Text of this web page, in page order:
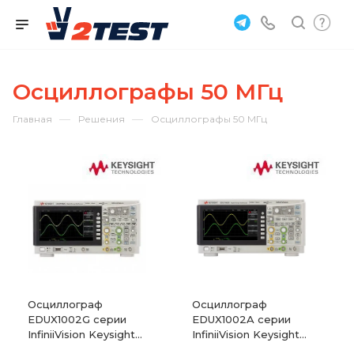
Осциллографы 50 МГц
Главная — Решения — Осциллографы 50 МГц
Осциллограф
EDUX1002G серии
InfiniiVision Keysight
Осциллограф
EDUX1002A серии
InfiniiVision Keysight